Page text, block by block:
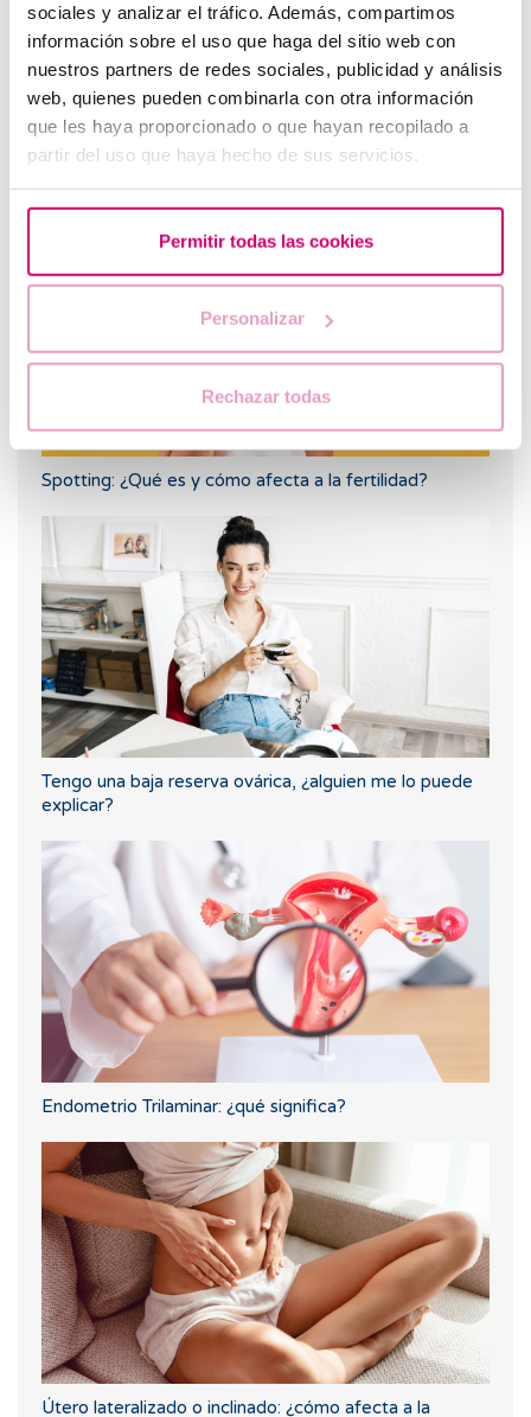
sociales y analizar el tráfico. Además, compartimos
información sobre el uso que haga del sitio web con
nuestros partners de redes sociales, publicidad y análisis
web, quienes pueden combinarla con otra información
que les haya proporcionado o que hayan recopilado a
partir del uso que haya hecho de sus servicios.
Permitir todas las cookies
Personalizar
Rechazar todas
Spotting: ¿Qué es y cómo afecta a la fertilidad?
Tengo una baja reserva ovárica, ¿alguien me lo puede
explicar?
Endometrio Trilaminar: ¿qué significa?
Útero lateralizado o inclinado: ¿cómo afecta a la